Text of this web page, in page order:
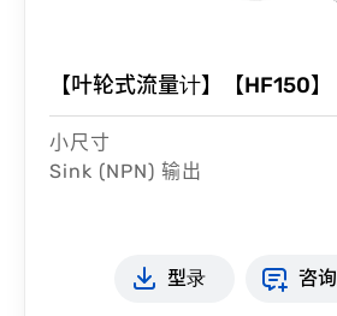
【叶轮式流量计】【HF150】
小尺寸
Sink (NPN) 输出
型录 咨询